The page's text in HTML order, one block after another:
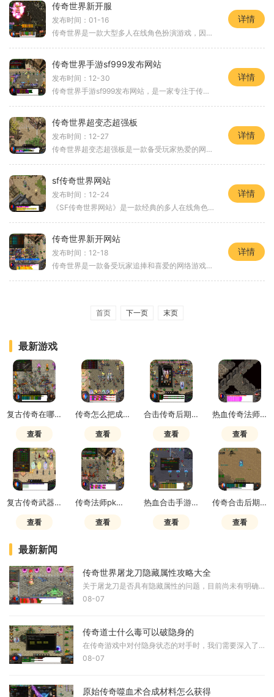
传奇世界新开服
发布时间：01-16
传奇世界是一款大型多人在线角色扮演游戏，因其丰富多样的游戏特色和精彩的故事情节而备受玩家们的喜爱。而传奇世界新开服，为玩家们提供了全新的游戏体验和冒险。传奇世界的
详情
传奇世界手游sf999发布网站
发布时间：12-30
传奇世界手游sf999发布网站，是一家专注于传奇世界手游私服发布的网站。传奇世界手游是一款经典的国产游戏IP，以其丰富的玩法和独特的职业系统而闻名于世。作为一个手游私服发布
详情
传奇世界超变态超强板
发布时间：12-27
传奇世界超变态超强板是一款备受玩家热爱的网游，它以其丰富的内容和激烈的战斗吸引了众多玩家的关注。在这个游戏中，你将扮演一名勇敢的战士，与其他玩家展开激烈的战斗，体
详情
sf传奇世界网站
发布时间：12-24
《SF传奇世界网站》是一款经典的多人在线角色扮演游戏。以其精彩的游戏玩法和丰富的游戏内容而闻名于世。在这个虚拟的游戏世界里，玩家们可以打造属于自己的英雄角色，探索未知
详情
传奇世界新开网站
发布时间：12-18
传奇世界是一款备受玩家追捧和喜爱的网络游戏，自问世以来一直备受欢迎。随着游戏的不断发展和完善，许多新开网站也应运而生，为玩家提供更好的游戏体验。在传奇世界中，玩家
详情
首页 下一页 末页
最新游戏
复古传奇在哪里升级快一点
查看
传奇怎么把成员调成掌门
查看
合击传奇后期组合推荐最新
查看
热血传奇法师的灭天火有什么用
查看
复古传奇武器修炼在哪里学技能
查看
传奇法师pk用激光还是雷电
查看
热血合击手游什么组合最强
查看
传奇合击后期pk最强组合推荐图
查看
最新新闻
传奇世界屠龙刀隐藏属性攻略大全
关于屠龙刀是否具有隐藏属性的问题，目前尚未有明确的官方解释，但这方面的讨论和研究在玩家群体中一直持续不断。一些玩家认为屠龙刀可能存在隐藏属性，主要基于其在游戏中的
08-07
传奇道士什么毒可以破隐身的
在传奇游戏中对付隐身状态的对手时，我们需要深入了解不同毒素技能的具体效果。道士的常规施毒术本身并不具备直接破解隐身状态的功能。隐身技能的失效通常取决于目标的隐身强
08-07
原始传奇噬血术合成材料怎么获得